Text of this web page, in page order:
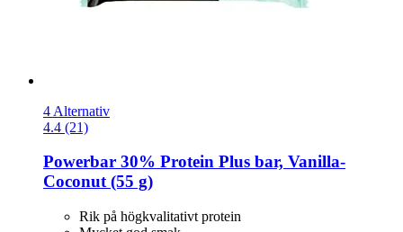
4 Alternativ
4.4 (21)
Powerbar 30% Protein Plus bar, Vanilla-​
Coconut (55 g)
Rik på högkvalitativt protein